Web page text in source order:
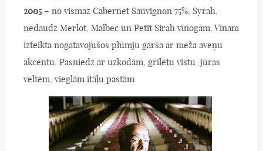
2005– no vismaz Cabernet Sauvignon 75%, Syrah,
nedaudz Merlot, Malbec un Petit Sirah vīnogām. Vīnam
izteikta nogatavojušos plūmju garša ar meža aveņu
akcentu. Pasniedz ar uzkodām, grilētu vistu, jūras
veltēm, vieglām itāļu pastām.